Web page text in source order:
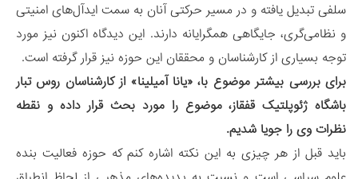
سلفی تبدیل یافته و در مسیر حرکتی آنان به سمت ایدآل‌های امنیتی
و نظامی‌گری، جایگاهی همگرایانه دارند. این دیدگاه اکنون نیز مورد
توجه بسیاری از کارشناسان و محققان این حوزه نیز قرار گرفته است.
برای بررسی بیشتر موضوع با، «یانا آمیلینا» از کارشناسان روس تبار
باشگاه ژئوپلتیک قفقاز، موضوع را مورد بحث قرار داده و نقطه
نظرات وی را جویا شدیم.
باید قبل از هر چیزی به این نکته اشاره کنم که حوزه فعالیت بنده